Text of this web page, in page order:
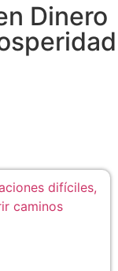
Dinero